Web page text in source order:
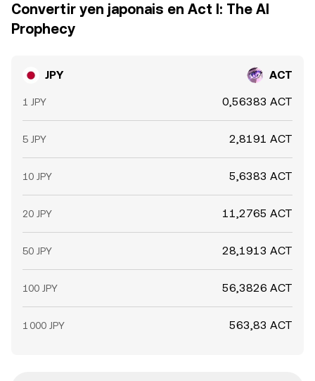
Convertir yen japonais en Act I: The AI
Prophecy
JPY ACT
1 JPY 0,56383 ACT
5 JPY 2,8191 ACT
10 JPY 5,6383 ACT
20 JPY 11,2765 ACT
50 JPY 28,1913 ACT
100 JPY 56,3826 ACT
1 000 JPY 563,83 ACT